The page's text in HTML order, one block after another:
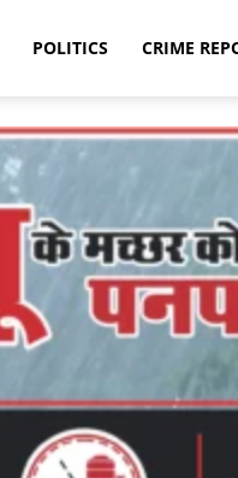
POLITICS CRIME